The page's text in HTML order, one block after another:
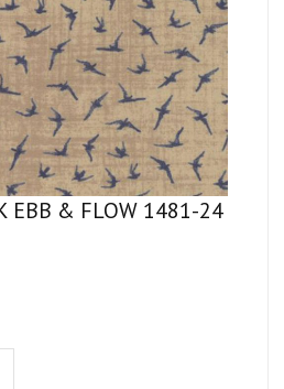
EBB & FLOW 1481-24